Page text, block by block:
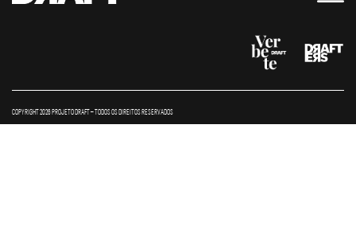
COPYRIGHT 2026 PROJETO DRAFT – TODOS OS DIREITOS RESERVADOS